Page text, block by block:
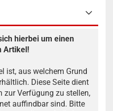
hierbei um einen
Artikel!
ist, aus welchem Grund
Diese Seite dient
zur Verfügung zu stellen,
auffindbar sind. Bitte